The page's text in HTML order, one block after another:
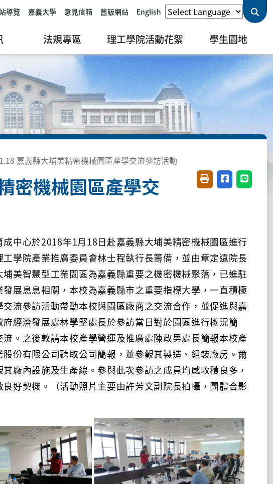
導覽 嘉義大學 意見信箱 舊版網站 English
法規專區 理工學院活動花絮 學生園地
嘉義縣大埔美精密機械園區產學交流參訪活動
密機械園區產學交
友善列印(開新視窗)
分享至臉書(
分享至
中心於2018年1月18日赴嘉義縣大埔美精密機械園區進行
學院產業推廣委員會林士程執行長籌備，並由章定遠院長
美智慧型工業園區為嘉義縣重要之機密機械聚落，已進駐
展息息相關，本校為嘉義縣市之重要指標大學，一直積極
流參訪活動帶動本校與園區廠商之交流合作，並促進與嘉
經濟發展處林學堅處長於參訪當日對於園區進行概況簡
。之後敦請本校產學營運及推廣處陳政男處長簡報本校產
份有限公司聽取公司簡報，並參觀其製造、組裝廠房。爾
廠內設施及生產線。參與此次參訪之成員均感收穫良多，
好契機。（活動照片主要由許芳文副院長拍攝，團體合影